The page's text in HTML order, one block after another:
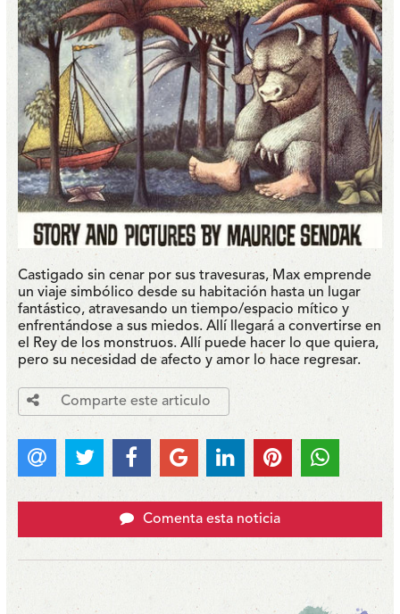
Castigado sin cenar por sus travesuras, Max emprende
un viaje simbólico desde su habitación hasta un lugar
fantástico, atravesando un tiempo/espacio mítico y
enfrentándose a sus miedos. Allí llegará a convertirse en
el Rey de los monstruos. Allí puede hacer lo que quiera,
pero su necesidad de afecto y amor lo hace regresar.
Comparte este articulo
Comenta esta noticia